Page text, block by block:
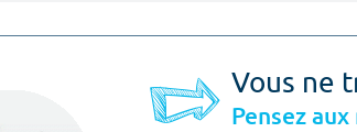
Vous ne
Pensez